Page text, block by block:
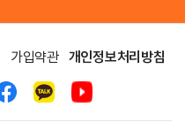
가입약관 개인정보처리방침